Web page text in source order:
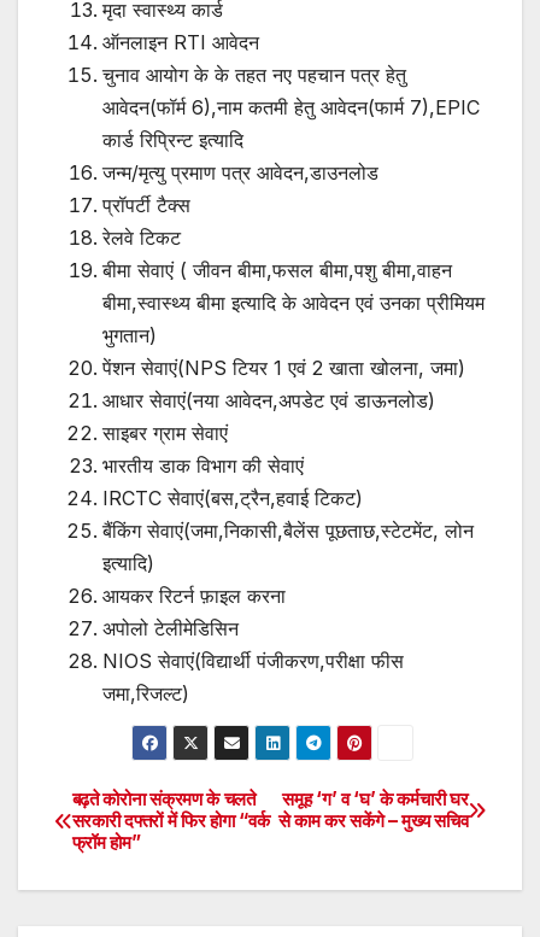
मृदा स्वास्थ्य कार्ड
ऑनलाइन RTI आवेदन
चुनाव आयोग के के तहत नए पहचान पत्र हेतु
आवेदन(फॉर्म 6),नाम कतमी हेतु आवेदन(फार्म 7),EPIC
कार्ड रिप्रिन्ट इत्यादि
जन्म/मृत्यु प्रमाण पत्र आवेदन,डाउनलोड
प्रॉपर्टी टैक्स
रेलवे टिकट
बीमा सेवाएं ( जीवन बीमा,फसल बीमा,पशु बीमा,वाहन
बीमा,स्वास्थ्य बीमा इत्यादि के आवेदन एवं उनका प्रीमियम
भुगतान)
पेंशन सेवाएं(NPS टियर 1 एवं 2 खाता खोलना, जमा)
आधार सेवाएं(नया आवेदन,अपडेट एवं डाऊनलोड)
साइबर ग्राम सेवाएं
भारतीय डाक विभाग की सेवाएं
IRCTC सेवाएं(बस,ट्रैन,हवाई टिकट)
बैंकिंग सेवाएं(जमा,निकासी,बैलेंस पूछताछ,स्टेटमेंट, लोन
इत्यादि)
आयकर रिटर्न फ़ाइल करना
अपोलो टेलीमेडिसिन
NIOS सेवाएं(विद्यार्थी पंजीकरण,परीक्षा फीस
जमा,रिजल्ट)
Post
navigation
समूह ‘ग’ व ‘घ’ के कर्मचारी घर
से काम कर सकेंगे – मुख्य सचिव
बढ़ते कोरोना संक्रमण के चलते
सरकारी दफ्तरों में फिर होगा “वर्क
फ्रॉम होम”